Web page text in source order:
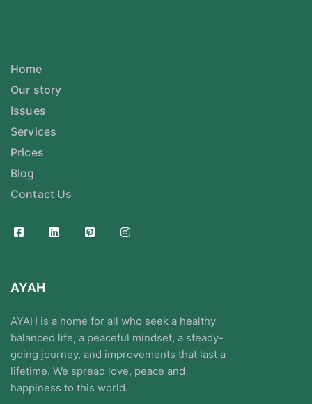
Home
Our story
Issues
Services
Prices
Blog
Contact Us
AYAH
AYAH is a home for all who seek a healthy
balanced life, a peaceful mindset, a steady-
going journey, and improvements that last a
lifetime. We spread love, peace and
happiness to this world.